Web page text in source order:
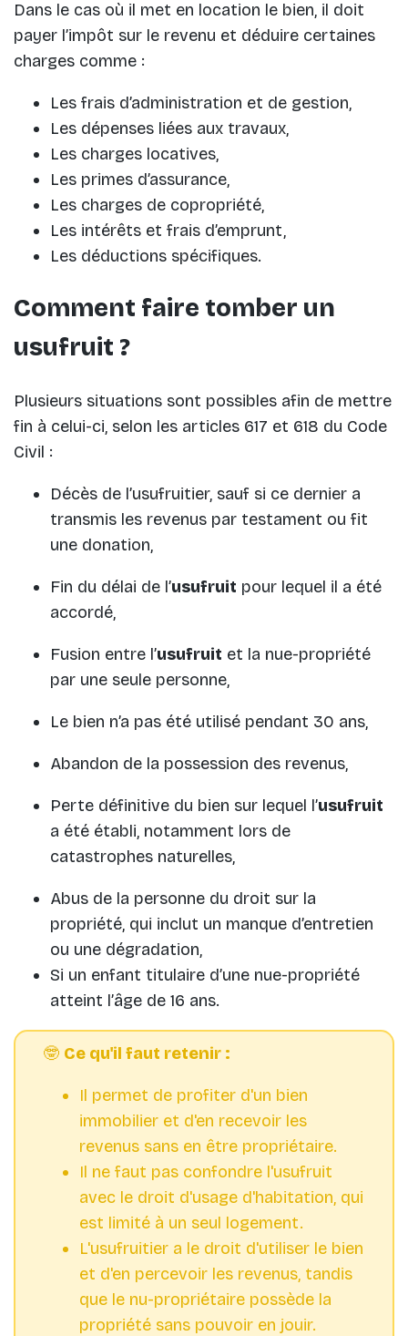
Dans le cas où il met en location le bien, il doit
payer l’impôt sur le revenu et déduire certaines
charges comme :
Les frais d’administration et de gestion,
Les dépenses liées aux travaux,
Les charges locatives,
Les primes d’assurance,
Les charges de copropriété,
Les intérêts et frais d’emprunt,
Les déductions spécifiques.
Comment faire tomber un
usufruit ?
Plusieurs situations sont possibles afin de mettre
fin à celui-ci, selon les articles 617 et 618 du Code
Civil :
Décès de l’usufruitier, sauf si ce dernier a
transmis les revenus par testament ou fit
une donation,
Fin du délai de l’usufruit pour lequel il a été
accordé,
Fusion entre l’usufruit et la nue-propriété
par une seule personne,
Le bien n’a pas été utilisé pendant 30 ans,
Abandon de la possession des revenus,
Perte définitive du bien sur lequel l’usufruit
a été établi, notamment lors de
catastrophes naturelles,
Abus de la personne du droit sur la
propriété, qui inclut un manque d’entretien
ou une dégradation,
Si un enfant titulaire d’une nue-propriété
atteint l’âge de 16 ans.
🤓 Ce qu'il faut retenir :
Il permet de profiter d'un bien
immobilier et d'en recevoir les
revenus sans en être propriétaire.
Il ne faut pas confondre l'usufruit
avec le droit d'usage d'habitation, qui
est limité à un seul logement.
L'usufruitier a le droit d'utiliser le bien
et d'en percevoir les revenus, tandis
que le nu-propriétaire possède la
propriété sans pouvoir en jouir.